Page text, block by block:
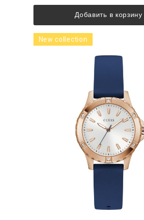
Добавить в корзину
New collection